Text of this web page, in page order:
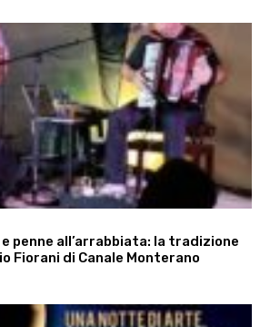
penne all’arrabbiata: la tradizione
Fiorani di Canale Monterano